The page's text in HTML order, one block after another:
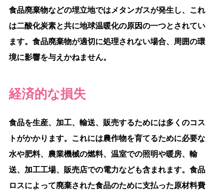
食品廃棄物などの埋立地ではメタンガスが発生し、これ
は二酸化炭素と共に地球温暖化の原因の一つとされてい
ます。食品廃棄物が適切に処理されない場合、周囲の環
境に影響を与えかねません。
経済的な損失
食品を生産、加工、輸送、販売するためには多くのコス
トがかかります。これには農作物を育てるために必要な
水や肥料、農業機械の燃料、温室での照明や暖房、輸
送、加工工場、販売店での電力なども含まれます。食品
ロスによって廃棄された食品のために支払った原材料費